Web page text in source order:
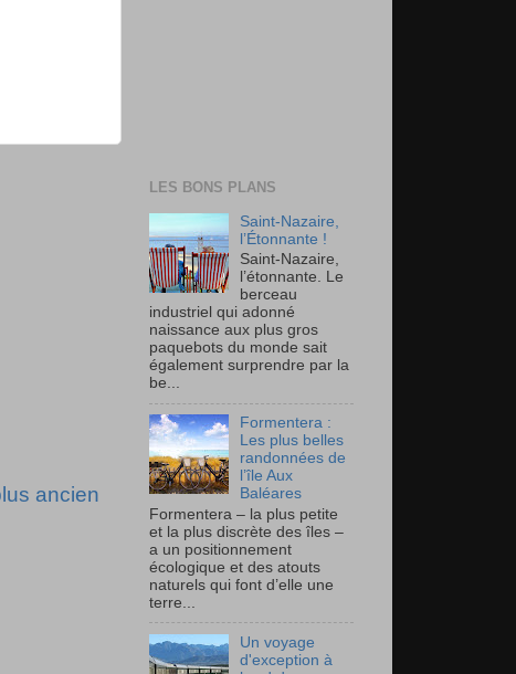
ancien
LES BONS PLANS
Saint-Nazaire,
l’Étonnante !
Saint-Nazaire,
l’étonnante. Le
berceau
industriel qui adonné
naissance aux plus gros
paquebots du monde sait
également surprendre par la
be...
Formentera :
Les plus belles
randonnées de
l’île Aux
Baléares
Formentera – la plus petite
et la plus discrète des îles –
a un positionnement
écologique et des atouts
naturels qui font d’elle une
terre...
Un voyage
d'exception à